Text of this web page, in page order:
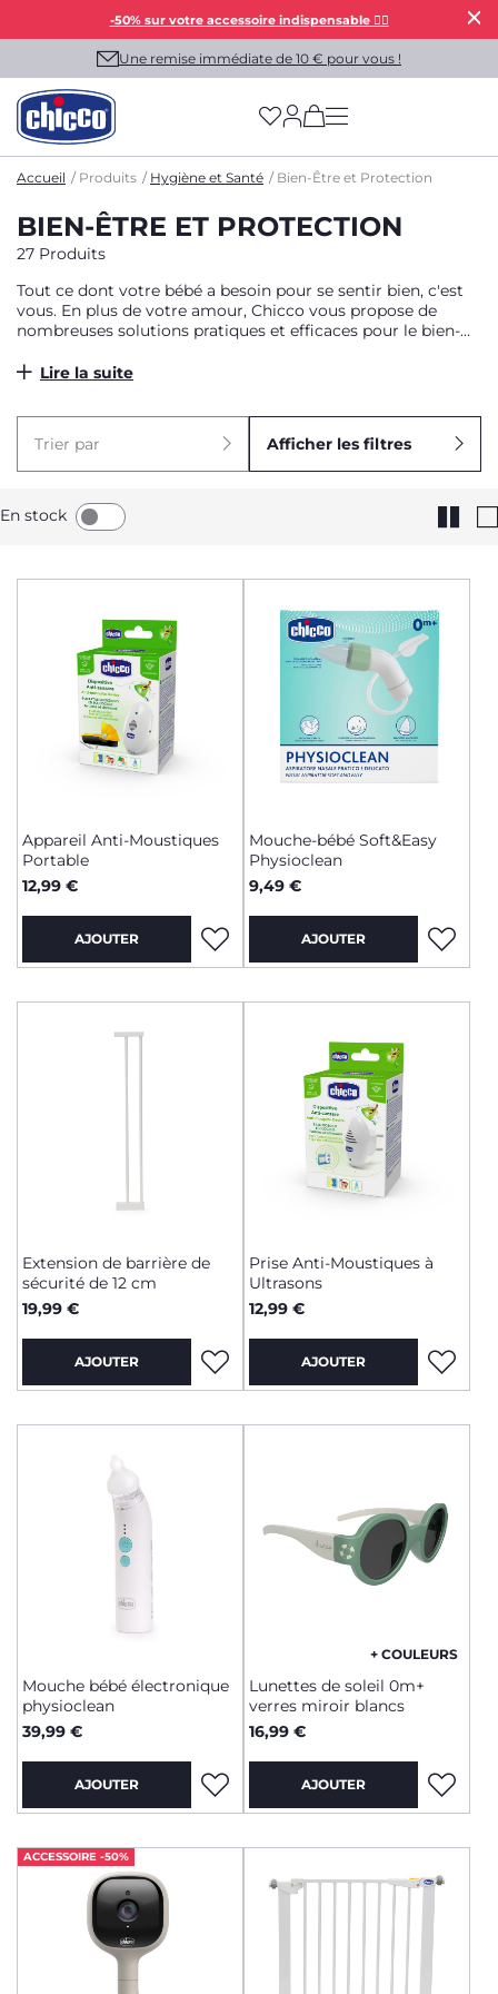
-50% sur votre accessoire indispensable 👯‍♀️
Une remise immédiate de 10 € pour vous !
(has more options
Accueil Produits Hygiène et Santé Bien-Être et Protection
BIEN-ÊTRE ET PROTECTION
27 Produits
Tout ce dont votre bébé a besoin pour se sentir bien, c'est
vous. En plus de votre amour, Chicco vous propose de
nombreuses solutions pratiques et efficaces pour le bien-
Lire la suite
Trier par Afficher les filtres
En stock
Appareil Anti-Moustiques
Portable
12,99 €
AJOUTER
Mouche-bébé Soft&Easy
Physioclean
9,49 €
AJOUTER
Extension de barrière de
sécurité de 12 cm
19,99 €
AJOUTER
Prise Anti-Moustiques à
Ultrasons
12,99 €
AJOUTER
Mouche bébé électronique
physioclean
39,99 €
AJOUTER
+ COULEURS
Lunettes de soleil 0m+
verres miroir blancs
16,99 €
AJOUTER
ACCESSOIRE -50%